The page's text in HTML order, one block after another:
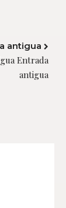
antigua
Entrada
antigua